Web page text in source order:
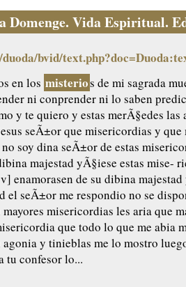
Domenge. Vida Espiritual.
bvid/
en los misterios de mi sagrada
ni conprender ni lo saben
y te quiero y estas merÃ§edes las
seÃ±or que misericordias y que
soy dina seÃ±or de estas
majestad yÃ§iese estas mise-
enamorasen de su dibina
el seÃ±or me respondio no se
misericordias les aria que
que todo lo que me abia
agonia y tinieblas me lo mostro
tu confesor lo...